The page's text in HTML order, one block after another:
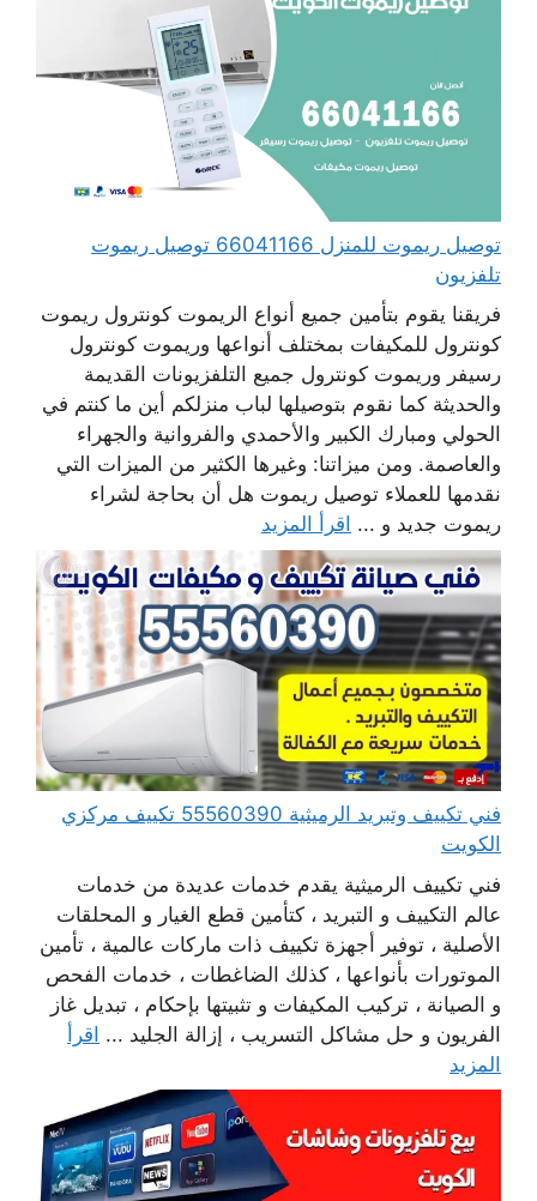
توصيل ريموت للمنزل 66041166 توصيل ريموت
تلفزيون
فريقنا يقوم بتأمين جميع أنواع الريموت كونترول ريموت
كونترول للمكيفات بمختلف أنواعها وريموت كونترول
رسيفر وريموت كونترول جميع التلفزيونات القديمة
والحديثة كما نقوم بتوصيلها لباب منزلكم أين ما كنتم في
الحولي ومبارك الكبير والأحمدي والفروانية والجهراء
والعاصمة. ومن ميزاتنا: وغيرها الكثير من الميزات التي
نقدمها للعملاء توصيل ريموت هل أن بحاجة لشراء
ريموت جديد و ... اقرأ المزيد
فني تكييف وتبريد الرميثية 55560390 تكييف مركزي
الكويت
فني تكييف الرميثية يقدم خدمات عديدة من خدمات
عالم التكييف و التبريد ، كتأمين قطع الغيار و المحلقات
الأصلية ، توفير أجهزة تكييف ذات ماركات عالمية ، تأمين
الموتورات بأنواعها ، كذلك الضاغطات ، خدمات الفحص
و الصيانة ، تركيب المكيفات و تثبيتها بإحكام ، تبديل غاز
الفريون و حل مشاكل التسريب ، إزالة الجليد ... اقرأ
المزيد